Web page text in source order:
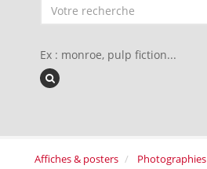
Ex : monroe, pulp fiction...
Affiches & posters Photographies